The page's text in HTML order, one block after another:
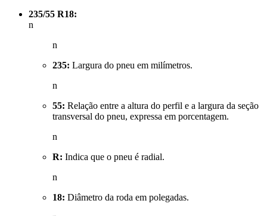
235/55 R18:
n
n
235: Largura do pneu em milímetros.
n
55: Relação entre a altura do perfil e a largura da seção
transversal do pneu, expressa em porcentagem.
n
R: Indica que o pneu é radial.
n
18: Diâmetro da roda em polegadas.